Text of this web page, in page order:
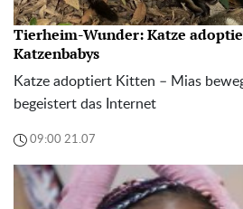
Tierheim-Wunder: Katze
Katzenbabys
Katze adoptiert Kitten – Mias
begeistert das Internet
09:00 21.07